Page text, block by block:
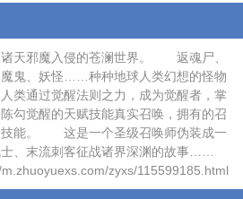
诸天邪魔入侵的苍澜世界。 返魂尸、
鬼、妖怪……种种地球人类幻想的怪物
通过觉醒法则之力，成为觉醒者，掌
觉醒的天赋技能真实召唤，拥有的召
技能。 这是一个圣级召唤师伪装成一
、末流刺客征战诸界深渊的故事……
zyxs/115599185.html